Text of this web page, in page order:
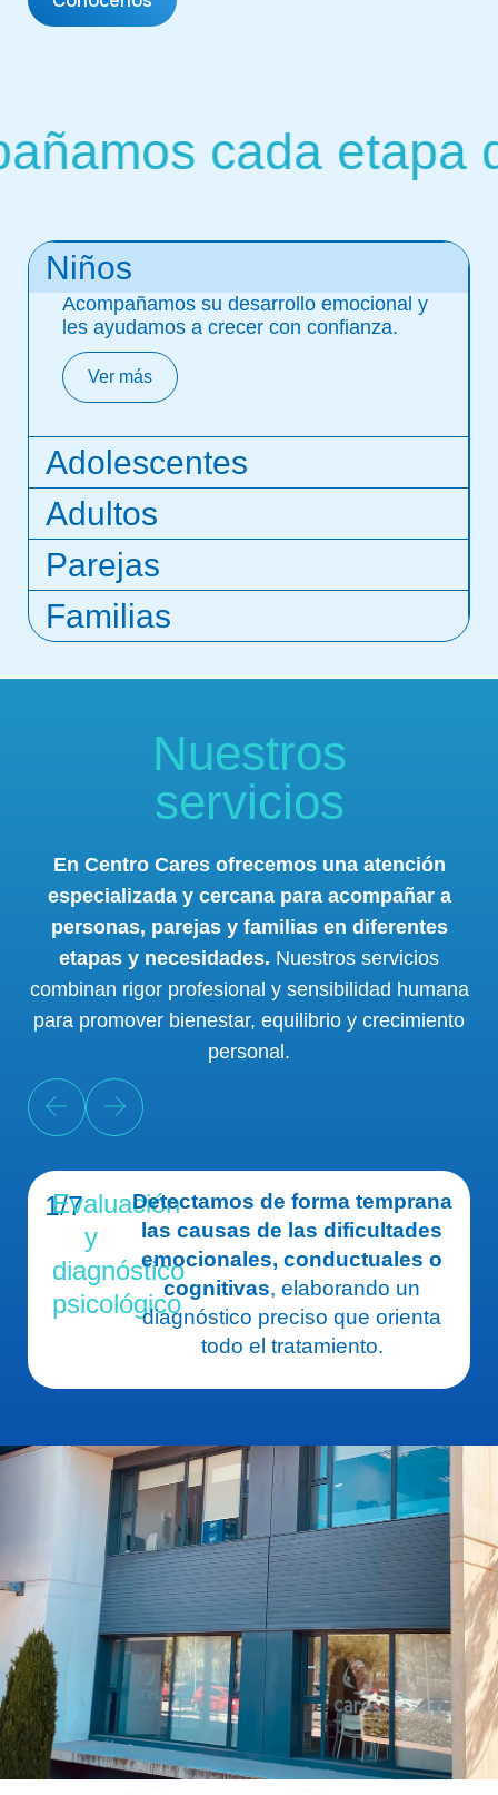
cada etapa
Niños
Acompañamos su desarrollo emocional y
les ayudamos a crecer con confianza.
Ver más
Adolescentes
Adultos
Parejas
Familias
Nuestros
servicios
En Centro Cares ofrecemos una atención
especializada y cercana para acompañar a
personas, parejas y familias en diferentes
etapas y necesidades. Nuestros servicios
combinan rigor profesional y sensibilidad humana
para promover bienestar, equilibrio y crecimiento
personal.
1/7
Evaluación
y
diagnóstico
psicológico
Detectamos de forma temprana
las causas de las dificultades
emocionales, conductuales o
cognitivas, elaborando un
diagnóstico preciso que orienta
todo el tratamiento.